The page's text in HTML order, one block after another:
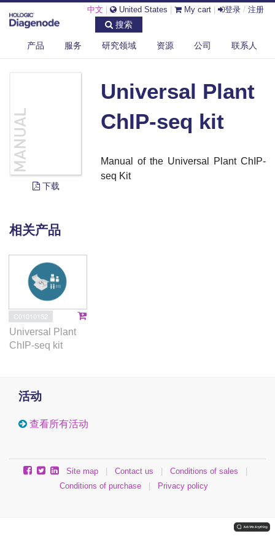
中文 United States My cart 登录 / 注册
搜索
产品 服务 研究领域 资源 公司 联系人
DIAGENODE.COM DOCUMENTS UNIVERSAL PLANT CHIP-SEQ KIT
下载
Universal Plant
ChIP-seq kit
Manual of the Universal Plant ChIP-
seq Kit
相关产品
C01010152
Universal Plant
ChIP-seq kit
活动
查看所有活动
Site map Contact us Conditions of sales
Conditions of purchase
Privacy policy